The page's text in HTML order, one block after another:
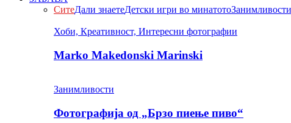
СитеДали знаетеДетски игри во минатотоЗанимливости
Хоби, Креативност, Интересни фотографии
Marko Makedonski Marinski
Занимливости
Фотографија од „Брзо пиење пиво“